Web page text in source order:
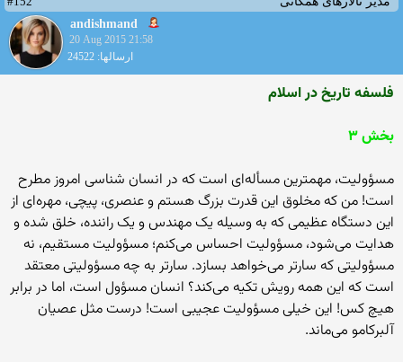
andishmand
20 Aug 2015 21:58
ارسالها: 24522
فلسفه تاریخ در اسلام
بخش ۳
مسؤولیت، مهمترین مسأله‌ای است که در انسان شناسی امروز مطرح
است! من که مخلوق این قدرت بزرگ هستم و عنصری، پیچی، مهره‌ای از
این دستگاه عظیمی که به وسیله یک مهندس و یک راننده، خلق شده و
هدایت می‌شود، مسؤولیت احساس می‌کنم؛ مسؤولیت مستقیم، نه
مسؤولیتی که سارتر می‌خواهد بسازد. سارتر به چه مسؤولیتی معتقد
است که این همه رویش تکیه می‌کند؟ انسان مسؤول است، اما در برابر
هیچ کس! این خیلی مسؤولیت عجیبی است! درست مثل عصیان
آلبرکامو می‌ماند.